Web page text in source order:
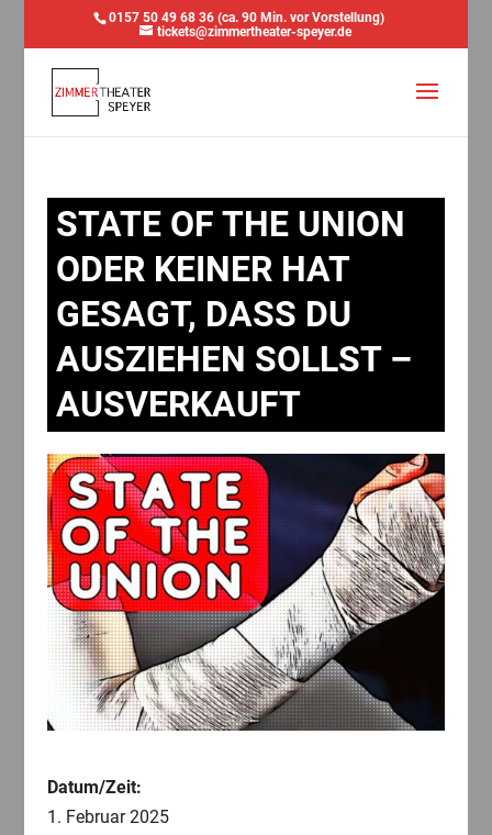
0157 50 49 68 36 (ca. 90 Min. vor Vorstellung)
tickets@zimmertheater-speyer.de
STATE OF THE UNION
ODER KEINER HAT
GESAGT, DASS DU
AUSZIEHEN SOLLST –
AUSVERKAUFT
Datum/Zeit:
1. Februar 2025